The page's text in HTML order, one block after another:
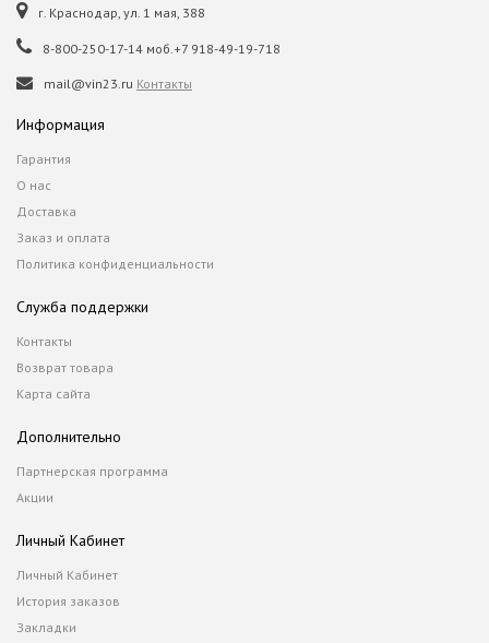
г. Краснодар, ул. 1 мая, 388
8-800-250-17-14 моб.+7 918-49-19-718
mail@vin23.ru Контакты
Информация
Гарантия
О нас
Доставка
Заказ и оплата
Политика конфиденциальности
Служба поддержки
Контакты
Возврат товара
Карта сайта
Дополнительно
Партнерская программа
Акции
Личный Кабинет
Личный Кабинет
История заказов
Закладки